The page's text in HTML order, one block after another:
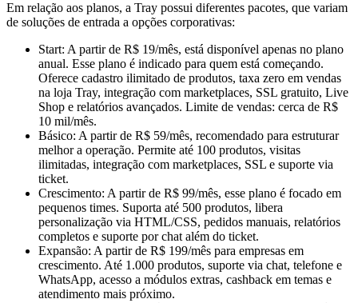
Em relação aos planos, a Tray possui diferentes pacotes, que variam
de soluções de entrada a opções corporativas:
Start: A partir de R$ 19/mês, está disponível apenas no plano
anual. Esse plano é indicado para quem está começando.
Oferece cadastro ilimitado de produtos, taxa zero em vendas
na loja Tray, integração com marketplaces, SSL gratuito, Live
Shop e relatórios avançados. Limite de vendas: cerca de R$
10 mil/mês.
Básico: A partir de R$ 59/mês, recomendado para estruturar
melhor a operação. Permite até 100 produtos, visitas
ilimitadas, integração com marketplaces, SSL e suporte via
ticket.
Crescimento: A partir de R$ 99/mês, esse plano é focado em
pequenos times. Suporta até 500 produtos, libera
personalização via HTML/CSS, pedidos manuais, relatórios
completos e suporte por chat além do ticket.
Expansão: A partir de R$ 199/mês para empresas em
crescimento. Até 1.000 produtos, suporte via chat, telefone e
WhatsApp, acesso a módulos extras, cashback em temas e
atendimento mais próximo.